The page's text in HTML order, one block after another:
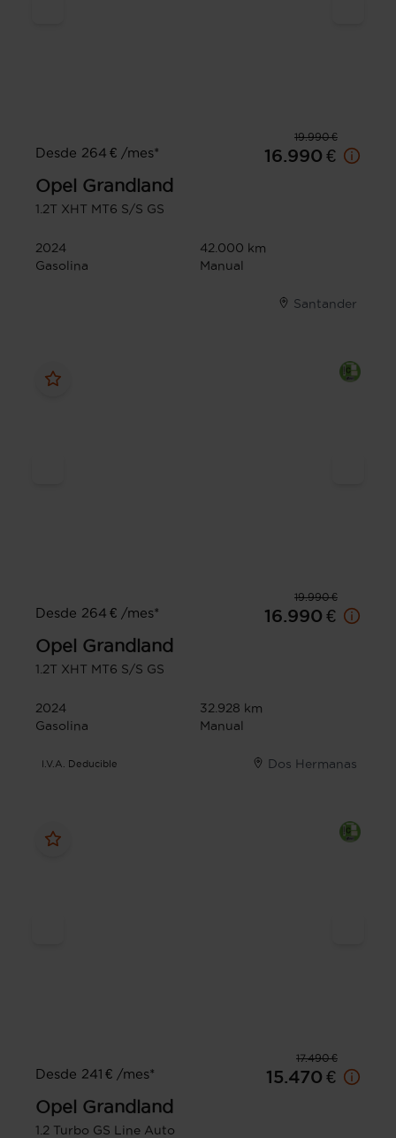
19.990 €
Desde 264 € /mes*
16.990 €
Opel Grandland
1.2T XHT MT6 S/S GS
2024
42.000 km
Gasolina
Manual
Santander
19.990 €
Desde 264 € /mes*
16.990 €
Opel Grandland
1.2T XHT MT6 S/S GS
2024
32.928 km
Gasolina
Manual
I.V.A. Deducible Dos Hermanas
17.490 €
Desde 241 € /mes*
15.470 €
Opel Grandland
1.2 Turbo GS Line Auto